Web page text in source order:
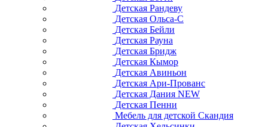
Детская Рандеву
Детская Ольса-С
Детская Бейли
Детская Рауна
Детская Бридж
Детская Кымор
Детская Авиньон
Детская Ари-Прованс
Детская Дания NEW
Детская Пенни
Мебель для детской Скандия